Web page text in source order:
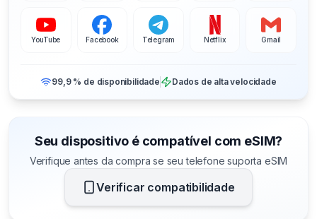
YouTube Facebook Telegram Netflix Gmail
99,9 % de disponibilidade Dados de alta velocidade
Seu dispositivo é compatível com eSIM?
Verifique antes da compra se seu telefone suporta eSIM
Verificar compatibilidade